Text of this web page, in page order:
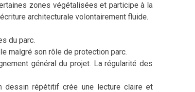
zones végétalisées et participe à la
architecturale volontairement fluide.
du parc.
malgré son rôle de protection parc.
général du projet. La régularité des
dessin répétitif crée une lecture claire et